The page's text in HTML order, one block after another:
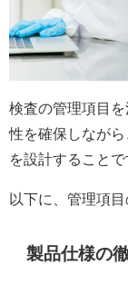
検査の管理項目
性を確保しなが
を設計することで
以下に、管理項
製品仕様の